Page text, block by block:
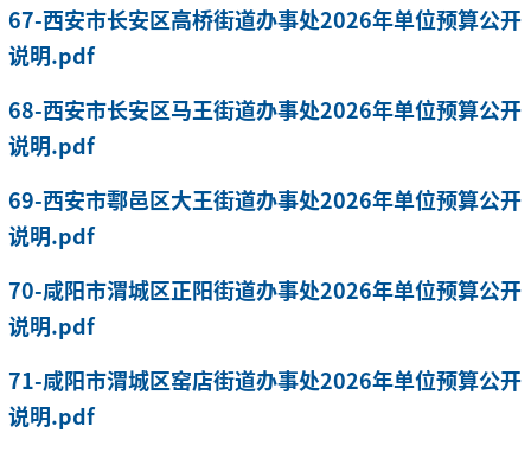
67-西安市长安区高桥街道办事处2026年单位预算公开
说明.pdf
68-西安市长安区马王街道办事处2026年单位预算公开
说明.pdf
69-西安市鄠邑区大王街道办事处2026年单位预算公开
说明.pdf
70-咸阳市渭城区正阳街道办事处2026年单位预算公开
说明.pdf
71-咸阳市渭城区窑店街道办事处2026年单位预算公开
说明.pdf